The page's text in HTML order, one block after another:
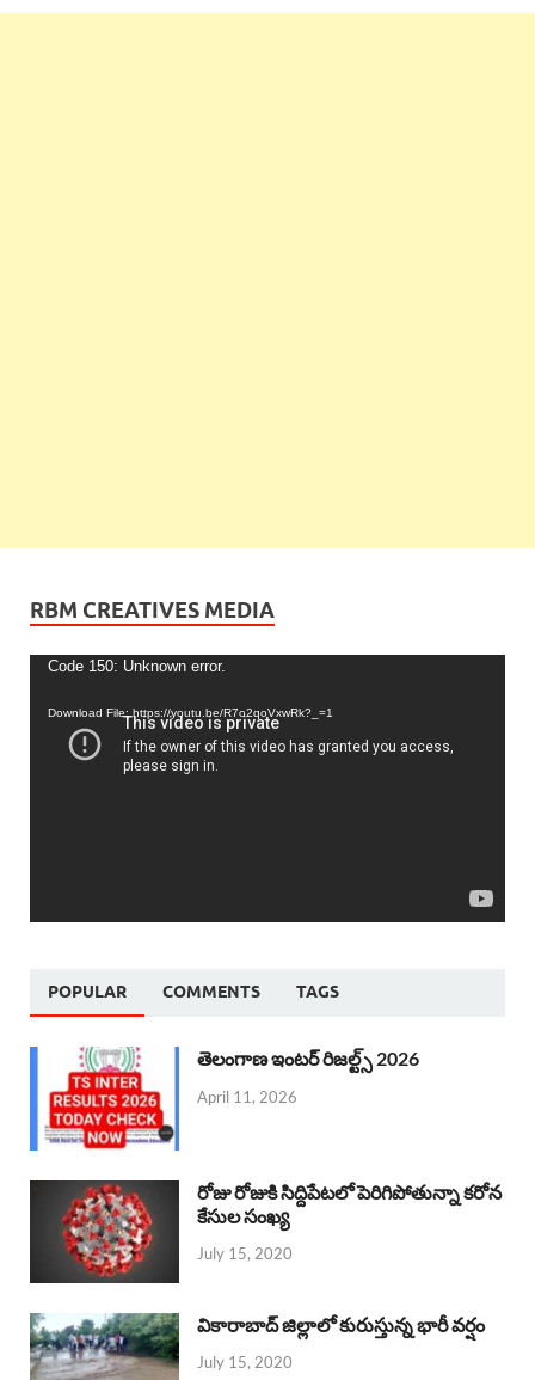
RBM CREATIVES MEDIA
Video
Code 150: Unknown error.
Download File: https://youtu.be/R7o2qoVxwRk?_=1
POPULAR COMMENTS TAGS
తెలంగాణ ఇంటర్ రిజల్ట్స్ 2026
April 11, 2026
రోజు రోజుకి సిద్దిపేటలో పెరిగిపోతున్నా కరోన
కేసుల సంఖ్య
July 15, 2020
వికారాబాద్ జిల్లాలో కురుస్తున్న భారీ వర్షం
July 15, 2020